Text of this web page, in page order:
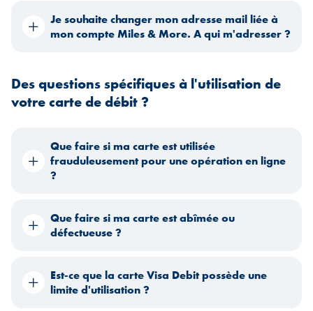
Je souhaite changer mon adresse mail liée à
mon compte Miles & More. A qui m'adresser ?
Des questions spécifiques à l'utilisation de
votre carte de débit ?
Que faire si ma carte est utilisée
frauduleusement pour une opération en ligne
?
Que faire si ma carte est abîmée ou
défectueuse ?
Est-ce que la carte Visa Debit possède une
limite d'utilisation ?